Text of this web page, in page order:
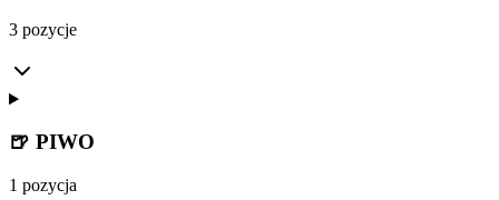
3 pozycje
🍺 PIWO
1 pozycja